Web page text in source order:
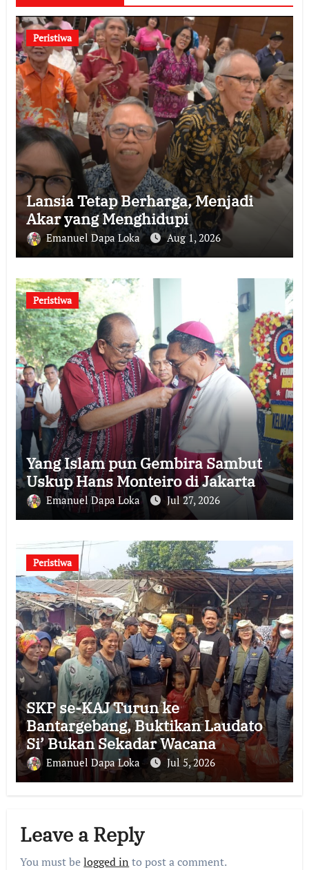
Peristiwa
Lansia Tetap Berharga, Menjadi
Akar yang Menghidupi
Emanuel Dapa Loka Aug 1, 2026
Peristiwa
Yang Islam pun Gembira Sambut
Uskup Hans Monteiro di Jakarta
Emanuel Dapa Loka Jul 27, 2026
Peristiwa
SKP se-KAJ Turun ke
Bantargebang, Buktikan Laudato
Si’ Bukan Sekadar Wacana
Emanuel Dapa Loka Jul 5, 2026
Leave a Reply
You must belogged in to post a comment.